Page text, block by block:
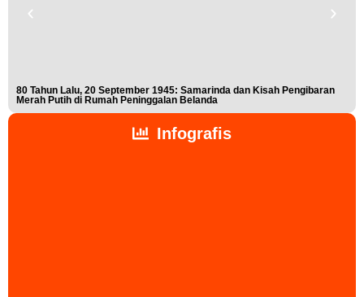
80 Tahun Lalu, 20 September 1945: Samarinda dan Kisah Pengibaran
Merah Putih di Rumah Peninggalan Belanda
Infografis